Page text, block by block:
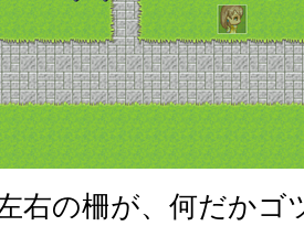
左右の柵が、何だか